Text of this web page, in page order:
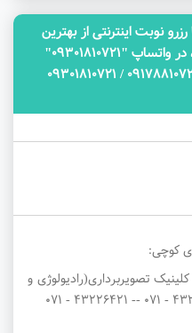
نوبت اینترنتی از بهترین
دکتر های طرف قرارداد سینا پزشک، در واتساپ "09301810721"
کوچی:
تصویربرداری(رادیولوژی و